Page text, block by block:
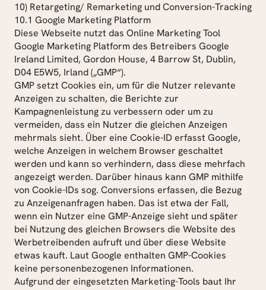
10) Retargeting/ Remarketing und Conversion-Tracking
10.1 Google Marketing Platform
Diese Webseite nutzt das Online Marketing Tool
Google Marketing Platform des Betreibers Google
Ireland Limited, Gordon House, 4 Barrow St, Dublin,
D04 E5W5, Irland („GMP“).
GMP setzt Cookies ein, um für die Nutzer relevante
Anzeigen zu schalten, die Berichte zur
Kampagnenleistung zu verbessern oder um zu
vermeiden, dass ein Nutzer die gleichen Anzeigen
mehrmals sieht. Über eine Cookie-ID erfasst Google,
welche Anzeigen in welchem Browser geschaltet
werden und kann so verhindern, dass diese mehrfach
angezeigt werden. Darüber hinaus kann GMP mithilfe
von Cookie-IDs sog. Conversions erfassen, die Bezug
zu Anzeigenanfragen haben. Das ist etwa der Fall,
wenn ein Nutzer eine GMP-Anzeige sieht und später
bei Nutzung des gleichen Browsers die Website des
Werbetreibenden aufruft und über diese Website
etwas kauft. Laut Google enthalten GMP-Cookies
keine personenbezogenen Informationen.
Aufgrund der eingesetzten Marketing-Tools baut Ihr